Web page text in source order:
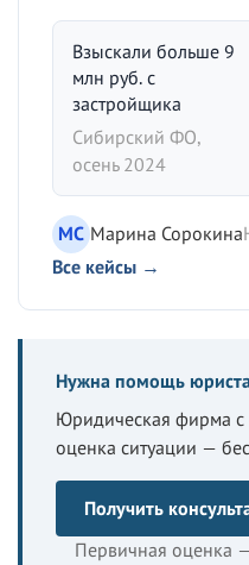
Взыскали больше 9
млн руб. с
застройщика
Сибирский ФО,
осень 2024
МС Марина Сорокина
Все кейсы →
Нужна помощь
Юридическая фирма с
оценка ситуации —
Получить
Первичная оценка